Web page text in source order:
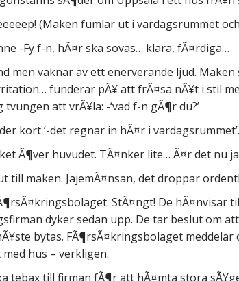
(Maken fumlar ut i vardagsrummet
-Fy f-n, hÃ¤r ska sovas… klara, fÃ¤rdiga…
men vaknar av ett enerverande ljud.
funderar pÃ¥ att frÃ¤sa nÃ¥t i stil
att vrÃ¥la: -‘vad f-n gÃ¶r du?’
kort ‘-det regnar in hÃ¤r i vardagsrummet’.
Ã¶ver huvudet. TÃ¤nker lite… Ã¤r det nu
till maken. JajemÃ¤nsan, det droppar
StÃ¤ngt! De hÃ¤nvisar
dyker sedan upp. De tar beslut om
bytas. FÃ¶rsÃ¤kringsbolaget
hus – verkligen.
tebax till firman fÃ¶r att hÃ¤mta stora